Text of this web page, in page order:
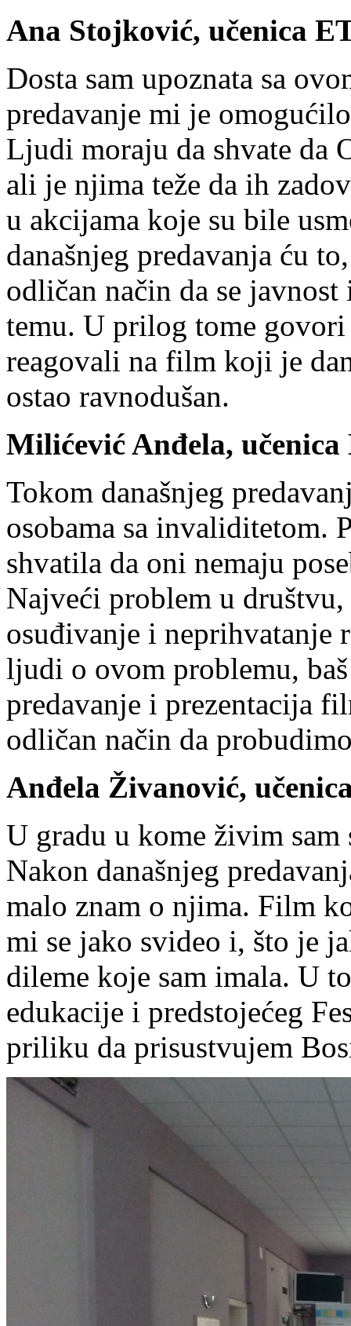
Ana Stojković, učenica
Dosta sam upoznata sa
predavanje mi je
Ljudi moraju da shvate da
ali je njima teže da ih
u akcijama koje su bile
današnjeg predavanja ću
odličan način da se
temu. U prilog tome
reagovali na film koji je
ostao ravnodušan.
Milićević Anđela, učenica
Tokom današnjeg
osobama sa invaliditetom.
shvatila da oni nemaju
Najveći problem u
osuđivanje i neprihvatanje
ljudi o ovom problemu,
predavanje i prezentacija
odličan način da
Anđela Živanović,
U gradu u kome živim sam
Nakon današnjeg
malo znam o njima. Film
mi se jako svideo i, što je
dileme koje sam imala. U
edukacije i predstojećeg
priliku da prisustvujem